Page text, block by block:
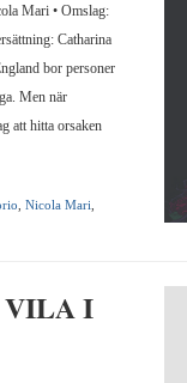
Mari • Omslag:
Catharina
bor personer
Men när
att hitta orsaken
Nicola Mari
VILA I